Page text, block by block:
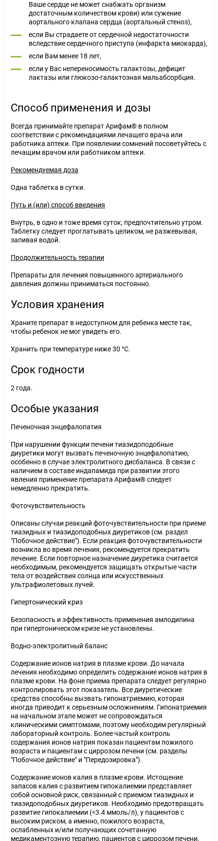
Ваше сердце не может снабжать организм
достаточным количеством крови) или сужение
аортального клапана сердца (аортальный стеноз),
если Вы страдаете от сердечной недостаточности
вследствие сердечного приступа (инфаркта миокарда),
если Вам менее 18 лет,
если у Вас непереносимость галактозы, дефицит
лактазы или глюкозо-галактозная мальабсорбция.
Способ применения и дозы
Всегда принимайте препарат Арифам® в полном
соответствии с рекомендациями лечащего врача или
работника аптеки. При появлении сомнений посоветуйтесь с
лечащим врачом или работником аптеки.
Рекомендуемая доза
Одна таблетка в сутки.
Путь и (или) способ введения
Внутрь, в одно и тоже время суток, предпочтительно утром.
Таблетку следует проглатывать целиком, не разжевывая,
запивая водой.
Продолжительность терапии
Препараты для лечения повышенного артериального
давления должны приниматься постоянно.
Условия хранения
Храните препарат в недоступном для ребенка месте так,
чтобы ребенок не мог увидеть его.
Хранить при температуре ниже 30 °С.
Срок годности
2 года.
Особые указания
Печеночная энцефалопатия
При нарушении функции печени тиазидоподобные
диуретики могут вызвать печеночную энцефалопатию,
особенно в случае электролитного дисбаланса. В связи с
наличием в составе индапамида при развитии этого
явления применение препарата Арифам® следует
немедленно прекратить.
Фоточувствительность
Описаны случаи реакций фоточувствительности при приеме
тиазидных и тиазидоподобных диуретиков (см. раздел
"Побочное действие"). Если реакция фоточувствительности
возникла во время лечения, рекомендуется прекратить
лечение. Если повторное назначение диуретика считается
необходимым, рекомендуется защищать открытые части
тела от воздействия солнца или искусственных
ультрафиолетовых лучей.
Гипертонический криз
Безопасность и эффективность применения амлодипина
при гипертоническом кризе не установлены.
Водно-электролитный баланс
Содержание ионов натрия в плазме крови. До начала
лечения необходимо определить содержание ионов натрия в
плазме крови. На фоне приема препарата следует регулярно
контролировать этот показатель. Все диуретические
средства способны вызвать гипонатриемию, которая
иногда приводит к серьезным осложнениям. Гипонатриемия
на начальном этапе может не сопровождаться
клиническими симптомами, поэтому необходим регулярный
лабораторный контроль. Более частый контроль
содержания ионов натрия показан пациентам пожилого
возраста и пациентам с циррозом печени (см. разделы
"Побочное действие" и "Передозировка").
Содержание ионов калия в плазме крови. Истощение
запасов калия с развитием гипокалиемии представляет
собой основной риск, связанный с приемом тиазидных и
тиазидоподобных диуретиков. Необходимо предотвращать
развитие гипокалиемии (<3.4 ммоль/л), у пациентов с
высоким риском, а именно, пожилого возраста,
ослабленных и/или получающих сочетанную
медикаментозную терапию, пациентов с циррозом печени,